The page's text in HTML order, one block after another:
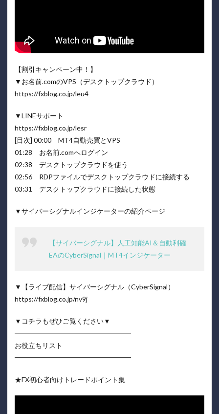
【割引キャンペーン中！】
▼お名前.comのVPS（デスクトップクラウド）
https://fxblog.co.jp/leu4
▼LINEサポート
https://fxblog.co.jp/lesr
[目次] 00:00 MT4自動売買とVPS
01:28 お名前.comへログイン
02:38 デスクトップクラウドを使う
02:56 RDPファイルでデスクトップクラウドに接続する
03:31 デスクトップクラウドに接続した状態
▼サイバーシグナルインジケーターの紹介ページ
【サイバーシグナル】人工知能AI＆自動利確
EAのCyberSignal｜MT4インジケーター
▼【ライブ配信】サイバーシグナル（CyberSignal）
https://fxblog.co.jp/nv9j
▼コチラもぜひご覧ください▼
━━━━━━━━━━━━━━━━━
お役立ちリスト
━━━━━━━━━━━━━━━━━
★FX初心者向けトレードポイント集